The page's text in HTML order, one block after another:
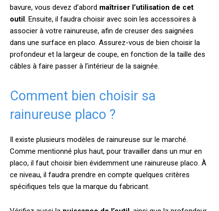
bavure, vous devez d’abord maîtriser l’utilisation de cet
outil. Ensuite, il faudra choisir avec soin les accessoires à
associer à votre rainureuse, afin de creuser des saignées
dans une surface en placo. Assurez-vous de bien choisir la
profondeur et la largeur de coupe, en fonction de la taille des
câbles à faire passer à l’intérieur de la saignée.
Comment bien choisir sa
rainureuse placo ?
Il existe plusieurs modèles de rainureuse sur le marché.
Comme mentionné plus haut, pour travailler dans un mur en
placo, il faut choisir bien évidemment une rainureuse placo. À
ce niveau, il faudra prendre en compte quelques critères
spécifiques tels que la marque du fabricant.